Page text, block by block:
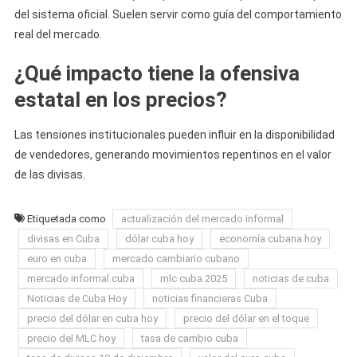
del sistema oficial. Suelen servir como guía del comportamiento
real del mercado.
¿Qué impacto tiene la ofensiva
estatal en los precios?
Las tensiones institucionales pueden influir en la disponibilidad
de vendedores, generando movimientos repentinos en el valor
de las divisas.
Etiquetada como
actualización del mercado informal
divisas en Cuba
dólar cuba hoy
economía cubana hoy
euro en cuba
mercado cambiario cubano
mercado informal cuba
mlc cuba 2025
noticias de cuba
Noticias de Cuba Hoy
noticias financieras Cuba
precio del dólar en cuba hoy
precio del dólar en el toque
precio del MLC hoy
tasa de cambio cuba